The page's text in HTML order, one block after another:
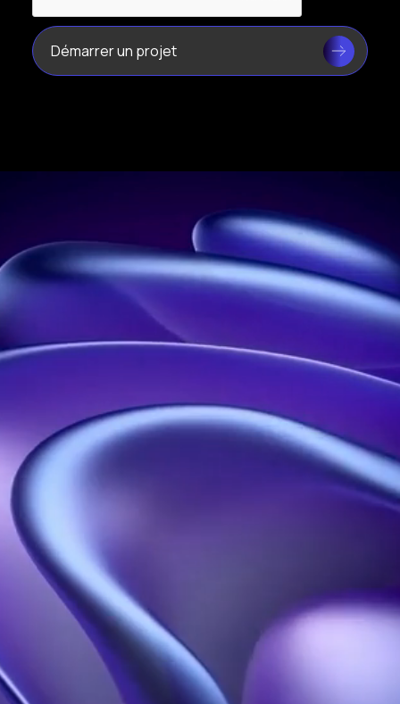
Leader de l’hologramme en France
21 rue Jean Rostand, 91400 Orsay, France
Téléphone :01 60 92 41 65
Nous contacter
Nos Solutions
Hélices Holographiques
Pyramides
Holographiques
Projections
Holographiques
Studio Conception 3D
Nos Ressources
Notre Influence En savoir plus